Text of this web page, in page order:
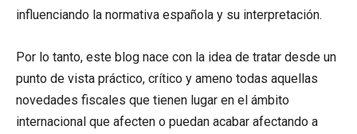
influenciando la normativa española y su interpretación.
Por lo tanto, este blog nace con la idea de tratar desde un
punto de vista práctico, crítico y ameno todas aquellas
novedades fiscales que tienen lugar en el ámbito
internacional que afecten o puedan acabar afectando a